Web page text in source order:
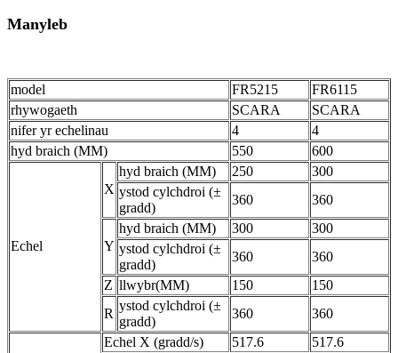
Manyleb
model FR5215
FR6115
rhywogaeth
SCARA
SCARA
nifer yr echelinau
4
4
hyd braich (MM)
550 600
Echel
X
hyd braich (MM) 250
300
ystod cylchdroi (±
gradd)
360 360
Y
hyd braich (MM) 300
300
ystod cylchdroi (±
gradd)
360
360
Z llwybr(MM) 150
150
R
ystod cylchdroi (±
gradd)
360 360
Echel X (gradd/s) 517.6
517.6